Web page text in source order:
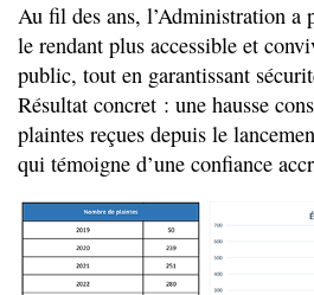
Au fil des ans, l’Administration a
le rendant plus accessible et
public, tout en garantissant
Résultat concret : une hausse
plaintes reçues depuis le
qui témoigne d’une confiance